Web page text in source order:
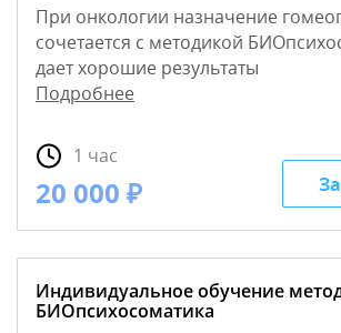
При онкологии назначение
сочетается с методикой
дает хорошие результаты
Подробнее
1 час
20 000 ₽
Индивидуальное обучение
БИОпсихосоматика